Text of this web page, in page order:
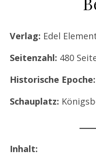
Verlag: Edel
Seitenzahl: 480
Historische Epoche:
Schauplatz:
Inhalt: